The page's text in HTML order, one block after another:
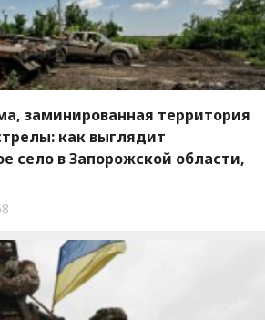
заминированная территория
как выглядит
село в Запорожской области,